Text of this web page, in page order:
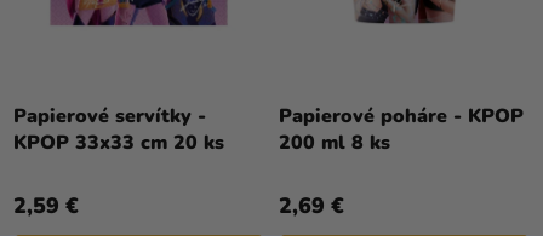
Papierové servítky -
KPOP 33x33 cm 20 ks
2,59 €
Papierové poháre - KPOP
200 ml 8 ks
2,69 €